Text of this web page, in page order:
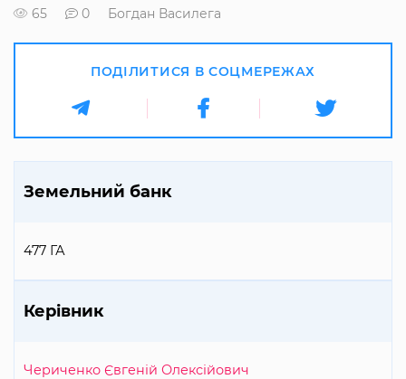
65 0 Богдан Василега
ПОДІЛИТИСЯ В СОЦМЕРЕЖАХ
Земельний банк
477 ГА
Керівник
Чериченко Євгеній Олексійович